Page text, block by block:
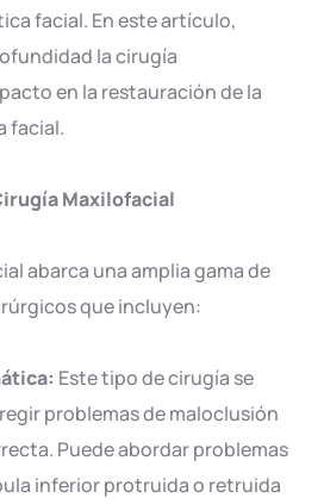
facial. En este artículo,
la cirugía
en la restauración de la
facial.
Maxilofacial
abarca una amplia gama de
que incluyen:
Este tipo de cirugía se
problemas de maloclusión
Puede abordar problemas
inferior protruida o retruida